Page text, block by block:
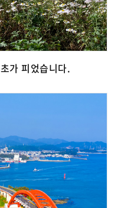
가 피었습니다.